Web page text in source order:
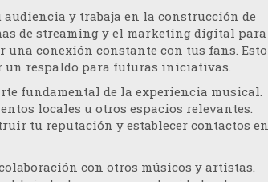
y trabaja en la construcción de
de streaming y el marketing digital para
conexión constante con tus fans. Esto
un respaldo para futuras iniciativas.
fundamental de la experiencia musical.
locales u otros espacios relevantes.
tu reputación y establecer contactos en
con otros músicos y artistas.